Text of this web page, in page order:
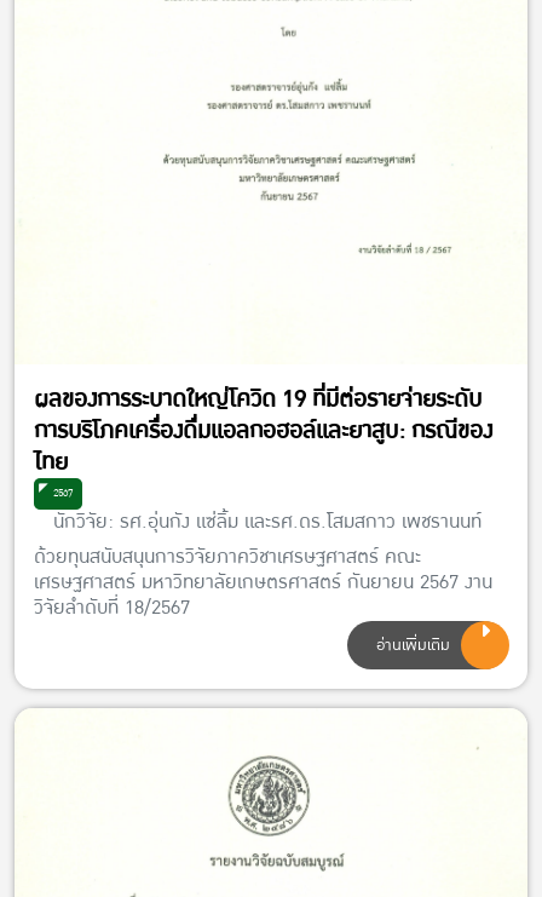
ผลของการระบาดใหญ่โควิด 19 ที่มีต่อรายจ่ายระดับ
การบริโภคเครื่องดื่มแอลกอฮอล์และยาสูบ: กรณีของ
ไทย
2567
นักวิจัย: รศ.อุ่นกัง แซ่ลิ้ม และรศ.ดร.โสมสกาว เพชรานนท์
ด้วยทุนสนับสนุนการวิจัยภาควิชาเศรษฐศาสตร์ คณะ
เศรษฐศาสตร์ มหาวิทยาลัยเกษตรศาสตร์ กันยายน 2567 งาน
วิจัยลำดับที่ 18/2567
อ่านเพิ่มเติม